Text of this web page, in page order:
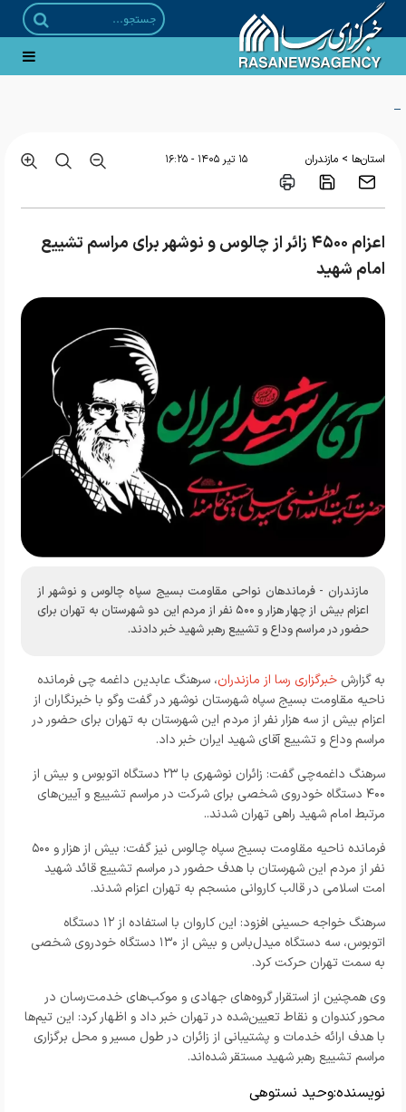
استان‌ها > مازندران ۱۵ تير ۱۴۰۵ - ۱۶:۲۵
اعزام ۴۵۰۰ زائر از چالوس و نوشهر برای مراسم تشییع
امام شهید
مازندران - فرماندهان نواحی مقاومت بسیج سپاه چالوس و نوشهر از
اعزام بیش از چهار هزار و ۵۰۰ نفر از مردم این دو شهرستان به تهران برای
حضور در مراسم وداع و تشییع رهبر شهید خبر دادند.
به گزارش خبرگزاری رسا از مازندران، سرهنگ عابدین داغمه چی فرمانده
ناحیه مقاومت بسیج سپاه شهرستان نوشهر در گفت وگو با خبرنگاران از
اعزام بیش از سه هزار نفر از مردم این شهرستان به تهران برای حضور در
مراسم وداع و تشییع آقای شهید ایران خبر داد.
سرهنگ داغمه‌چی گفت: زائران نوشهری با ۲۳ دستگاه اتوبوس و بیش از
۴۰۰ دستگاه خودروی شخصی برای شرکت در مراسم تشییع و آیین‌های
مرتبط امام شهید راهی تهران شدند..
فرمانده ناحیه مقاومت بسیج سپاه چالوس نیز گفت: بیش از هزار و ۵۰۰
نفر از مردم این شهرستان با هدف حضور در مراسم تشییع قائد شهید
امت اسلامی در قالب کاروانی منسجم به تهران اعزام شدند.
سرهنگ خواجه حسینی افزود: این کاروان با استفاده از ۱۲ دستگاه
اتوبوس، سه دستگاه میدل‌باس و بیش از ۱۳۰ دستگاه خودروی شخصی
به سمت تهران حرکت کرد.
وی همچنین از استقرار گروه‌های جهادی و موکب‌های خدمت‌رسان در
محور کندوان و نقاط تعیین‌شده در تهران خبر داد و اظهار کرد: این تیم‌ها
با هدف ارائه خدمات و پشتیبانی از زائران در طول مسیر و محل برگزاری
مراسم تشییع رهبر شهید مستقر شده‌اند.
نویسنده:وحید نستوهی